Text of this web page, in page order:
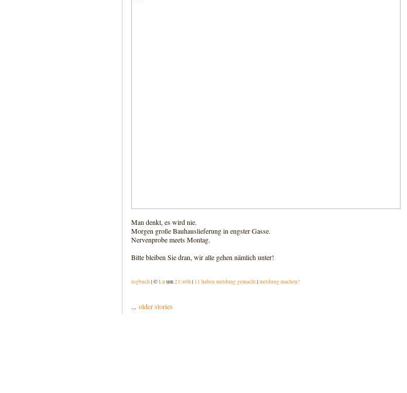
Man denkt, es wird nie.
Morgen große Bauhauslieferung in engster Gasse.
Nervenprobe meets Montag.
Bitte bleiben Sie dran, wir alle gehen nämlich unter!
logbuch | ©Lu um23:40h | 11 haben meldung gemacht|meldung machen?
... older stories